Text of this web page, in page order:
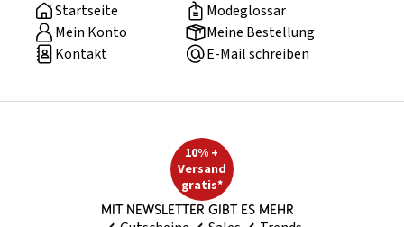
Startseite
Modeglossar
Mein Konto
Meine Bestellung
Kontakt
E-Mail schreiben
10% +
Versand
gratis*
Mit Newsletter gibt es mehr